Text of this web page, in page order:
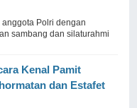
Polri dengan
sambang dan silaturahmi
Kenal Pamit
dan Estafet